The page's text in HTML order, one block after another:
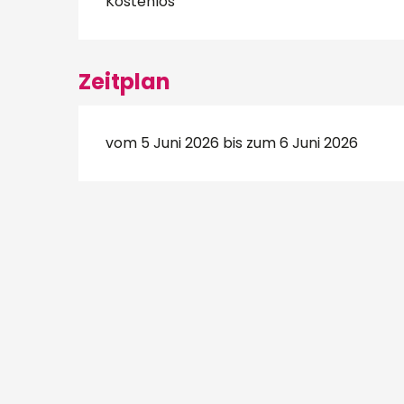
Zeitplan
vom 5 Juni 2026 bis zum 6 Juni 2026